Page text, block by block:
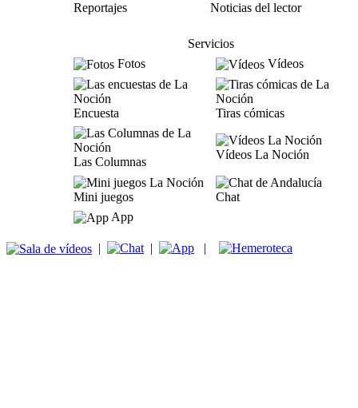
Reportajes
Noticias del lector
Servicios
Fotos
Vídeos
Encuesta Tiras cómicas
Las Columnas
Vídeos La Noción
Mini juegos
Chat
App
| | |